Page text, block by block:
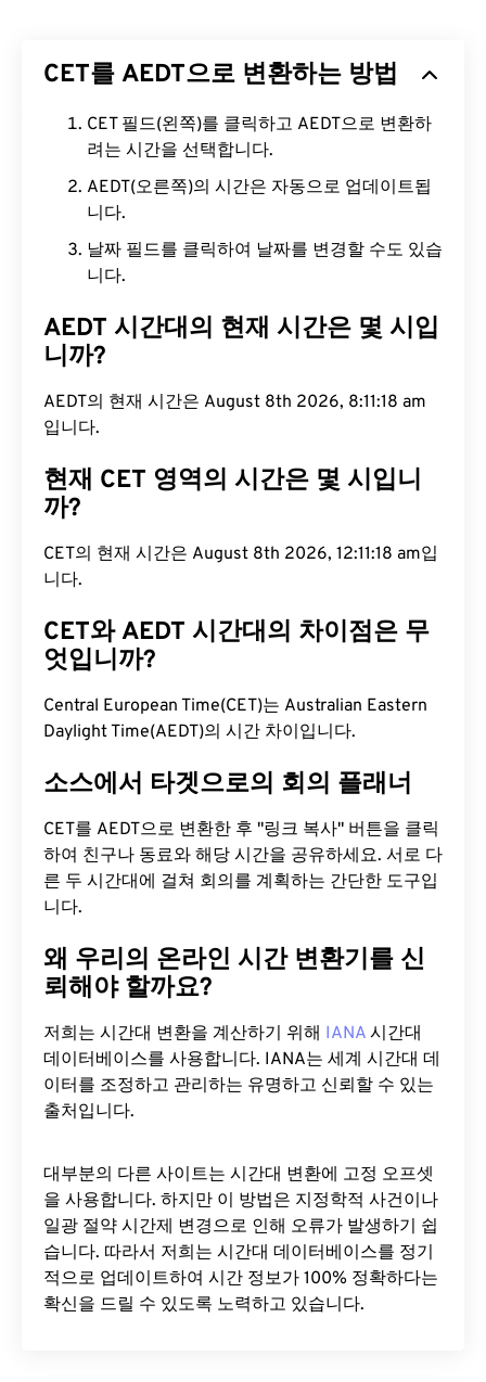
CET를 AEDT으로 변환하는 방법
CET 필드(왼쪽)를 클릭하고 AEDT으로 변환하
려는 시간을 선택합니다.
AEDT(오른쪽)의 시간은 자동으로 업데이트됩
니다.
날짜 필드를 클릭하여 날짜를 변경할 수도 있습
니다.
AEDT 시간대의 현재 시간은 몇 시입
니까?
AEDT의 현재 시간은 August 8th 2026, 8:11:18 am
입니다.
현재 CET 영역의 시간은 몇 시입니
까?
CET의 현재 시간은 August 8th 2026, 12:11:18 am입
니다.
CET와 AEDT 시간대의 차이점은 무
엇입니까?
Central European Time(CET)는 Australian Eastern
Daylight Time(AEDT)의 시간 차이입니다.
소스에서 타겟으로의 회의 플래너
CET를 AEDT으로 변환한 후 "링크 복사" 버튼을 클릭
하여 친구나 동료와 해당 시간을 공유하세요. 서로 다
른 두 시간대에 걸쳐 회의를 계획하는 간단한 도구입
니다.
왜 우리의 온라인 시간 변환기를 신
뢰해야 할까요?
저희는 시간대 변환을 계산하기 위해 IANA 시간대
데이터베이스를 사용합니다. IANA는 세계 시간대 데
이터를 조정하고 관리하는 유명하고 신뢰할 수 있는
출처입니다.
대부분의 다른 사이트는 시간대 변환에 ​​고정 오프셋
을 사용합니다. 하지만 이 방법은 지정학적 사건이나
일광 절약 시간제 변경으로 인해 오류가 발생하기 쉽
습니다. 따라서 저희는 시간대 데이터베이스를 정기
적으로 업데이트하여 시간 정보가 100% 정확하다는
확신을 드릴 수 있도록 노력하고 있습니다.